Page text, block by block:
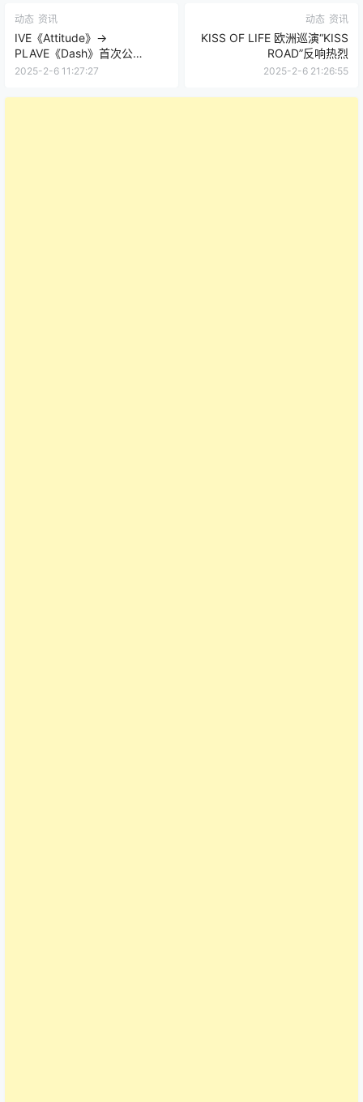
动态 资讯
IVE《Attitude》→
PLAVE《Dash》首次公
开！...6日《M! Countdown》
2025-2-6 11:27:27
动态 资讯
KISS OF LIFE 欧洲巡演“KISS
ROAD”反响热烈
2025-2-6 21:26:55